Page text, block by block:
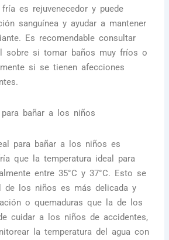
es rejuvenecedor y puede
sanguínea y ayudar a mantener
Es recomendable consultar
sobre si tomar baños muy fríos o
si se tienen afecciones
bañar a los niños
para bañar a los niños es
que la temperatura ideal para
entre 35°C y 37°C. Esto se
de los niños es más delicada y
o quemaduras que la de los
cuidar a los niños de accidentes,
la temperatura del agua con